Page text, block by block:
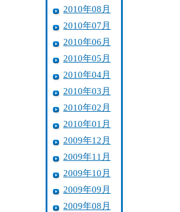
2010年08月
2010年07月
2010年06月
2010年05月
2010年04月
2010年03月
2010年02月
2010年01月
2009年12月
2009年11月
2009年10月
2009年09月
2009年08月